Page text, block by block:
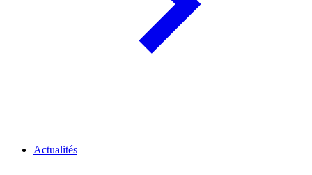
Actualités